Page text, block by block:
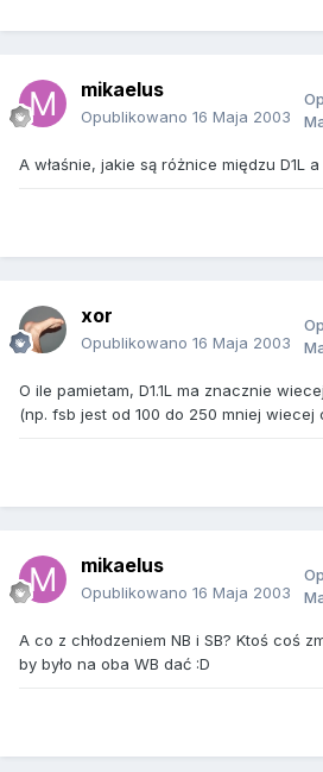
mikaelus
Opublikowano 16 Maja 2003
A właśnie, jakie są różnice międzu D1L a
xor
Opublikowano 16 Maja 2003
O ile pamietam, D1.1L ma znacznie
(np. fsb jest od 100 do 250 mniej wiecej
mikaelus
Opublikowano 16 Maja 2003
A co z chłodzeniem NB i SB? Ktoś coś
by było na oba WB dać :D